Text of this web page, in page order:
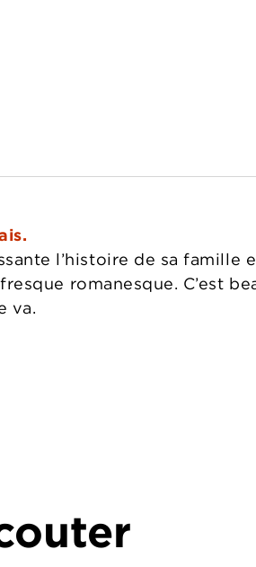
l’histoire de sa famille
romanesque. C’est
va.